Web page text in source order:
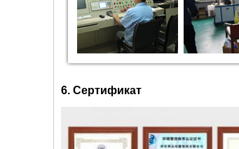
6. Сертификат